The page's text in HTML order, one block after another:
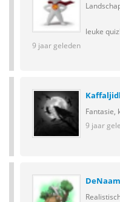
leuke
9 jaar geleden
Fantasie,
9 jaar